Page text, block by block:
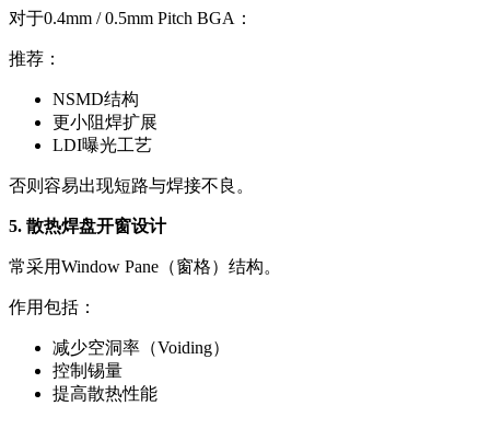
对于0.4mm / 0.5mm Pitch BGA：
推荐：
NSMD结构
更小阻焊扩展
LDI曝光工艺
否则容易出现短路与焊接不良。
5. 散热焊盘开窗设计
常采用Window Pane（窗格）结构。
作用包括：
减少空洞率（Voiding）
控制锡量
提高散热性能